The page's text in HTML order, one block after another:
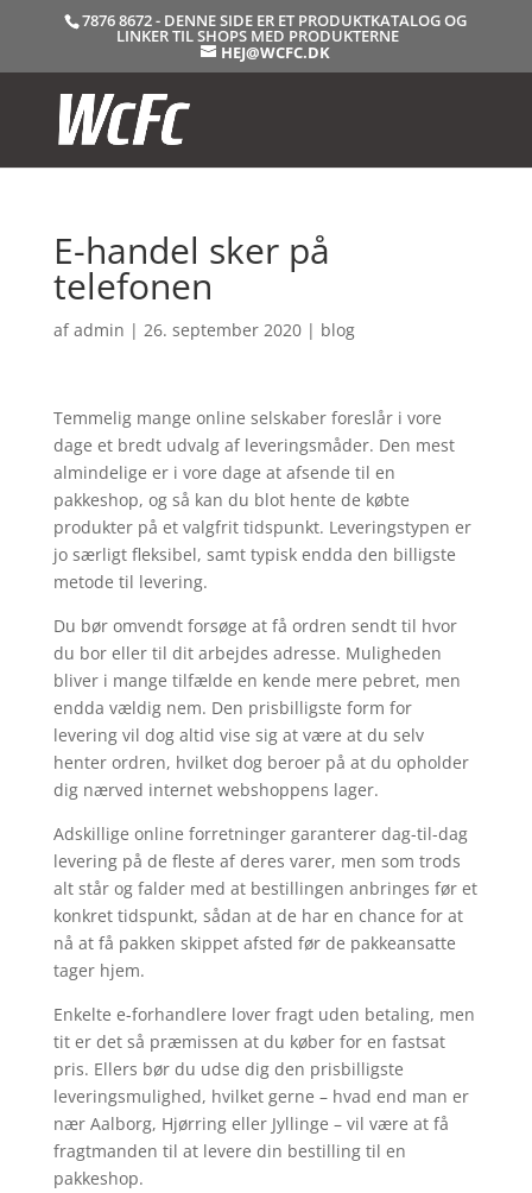
7876 8672 - DENNE SIDE ER ET PRODUKTKATALOG OG
LINKER TIL SHOPS MED PRODUKTERNE
HEJ@WCFC.DK
E-handel sker på
telefonen
afadmin | 26. september 2020| blog
Temmelig mange online selskaber foreslår i vore
dage et bredt udvalg af leveringsmåder. Den mest
almindelige er i vore dage at afsende til en
pakkeshop, og så kan du blot hente de købte
produkter på et valgfrit tidspunkt. Leveringstypen er
jo særligt fleksibel, samt typisk endda den billigste
metode til levering.
Du bør omvendt forsøge at få ordren sendt til hvor
du bor eller til dit arbejdes adresse. Muligheden
bliver i mange tilfælde en kende mere pebret, men
endda vældig nem. Den prisbilligste form for
levering vil dog altid vise sig at være at du selv
henter ordren, hvilket dog beroer på at du opholder
dig nærved internet webshoppens lager.
Adskillige online forretninger garanterer dag-til-dag
levering på de fleste af deres varer, men som trods
alt står og falder med at bestillingen anbringes før et
konkret tidspunkt, sådan at de har en chance for at
nå at få pakken skippet afsted før de pakkeansatte
tager hjem.
Enkelte e-forhandlere lover fragt uden betaling, men
tit er det så præmissen at du køber for en fastsat
pris. Ellers bør du udse dig den prisbilligste
leveringsmulighed, hvilket gerne – hvad end man er
nær Aalborg, Hjørring eller Jyllinge – vil være at få
fragtmanden til at levere din bestilling til en
pakkeshop.